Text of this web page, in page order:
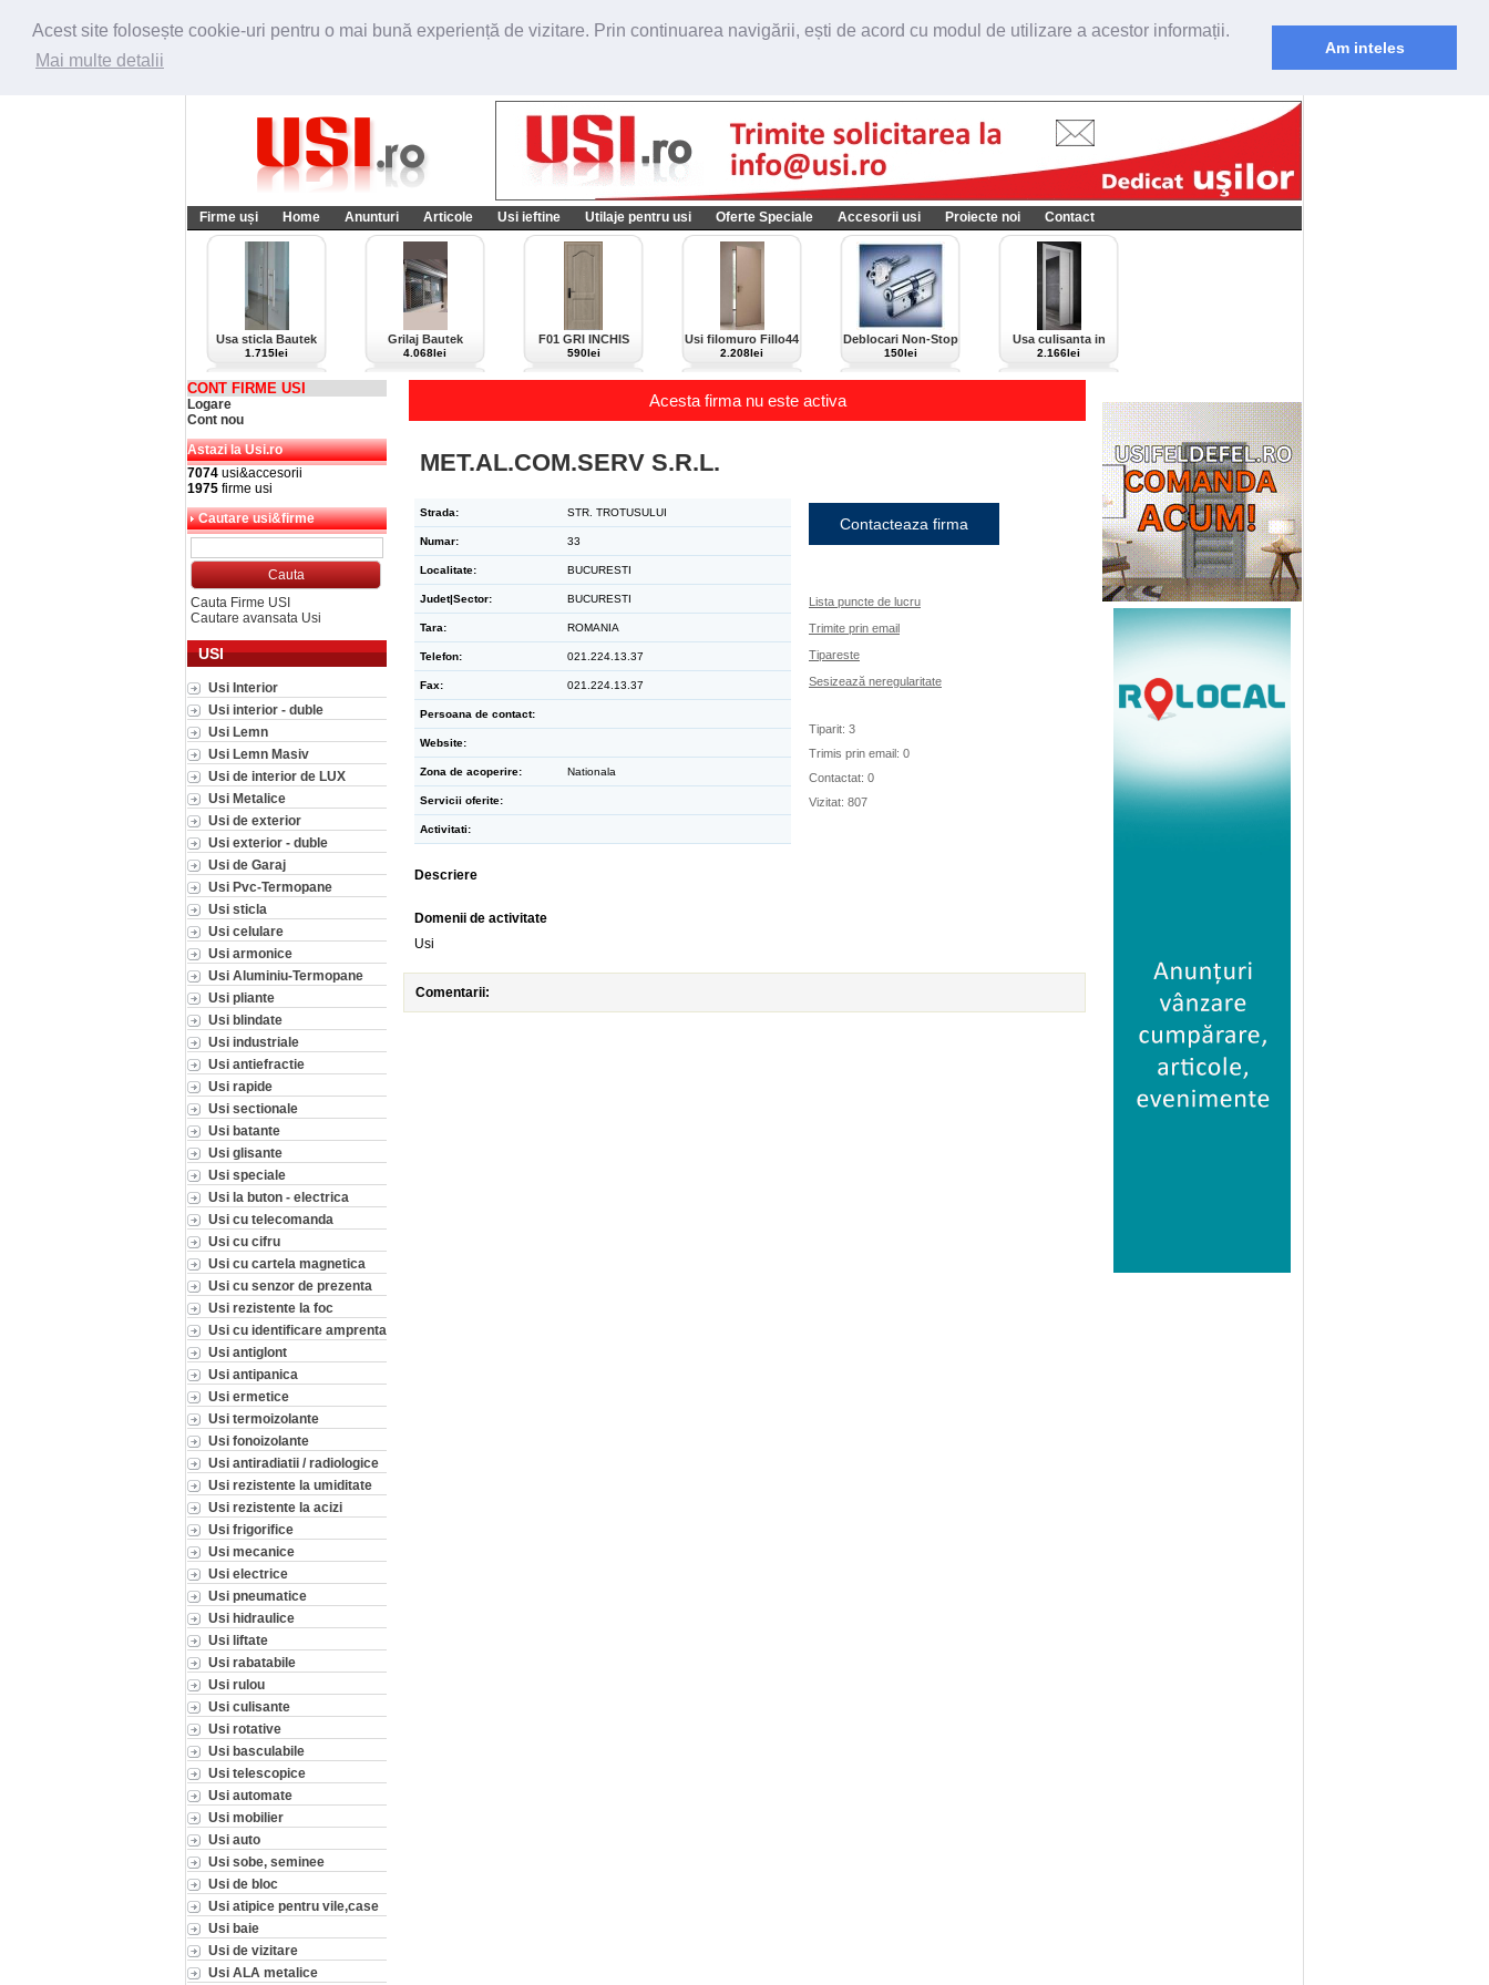
Acest site folosește cookie-uri pentru o mai bună experiență de vizitare. Prin continuarea navigării, ești de acord cu modul de utilizare a acestor informații.
Mai multe detalii
Am inteles
Firme uși Home Anunturi Articole Usi ieftine Utilaje pentru usi Oferte Speciale Accesorii usi Proiecte noi Contact
Usa sticla Bautek
1.715lei
Grilaj Bautek
4.068lei
F01 GRI INCHIS
590lei
Usi filomuro Fillo44
import Italia
2.208lei
Deblocari Non-Stop
150lei
Usa culisanta in
perete Scrigno,
culoare alba-bianco
2.166lei
CONT FIRME USI
Logare
Cont nou
Astazi la Usi.ro
7074 usi&accesorii
1975 firme usi
Cautare usi&firme
Cauta Firme USI
Cautare avansata Usi
USI
Usi Interior
Usi interior - duble
Usi Lemn
Usi Lemn Masiv
Usi de interior de LUX
Usi Metalice
Usi de exterior
Usi exterior - duble
Usi de Garaj
Usi Pvc-Termopane
Usi sticla
Usi celulare
Usi armonice
Usi Aluminiu-Termopane
Usi pliante
Usi blindate
Usi industriale
Usi antiefractie
Usi rapide
Usi sectionale
Usi batante
Usi glisante
Usi speciale
Usi la buton - electrica
Usi cu telecomanda
Usi cu cifru
Usi cu cartela magnetica
Usi cu senzor de prezenta
Usi rezistente la foc
Usi cu identificare amprenta
Usi antiglont
Usi antipanica
Usi ermetice
Usi termoizolante
Usi fonoizolante
Usi antiradiatii / radiologice
Usi rezistente la umiditate
Usi rezistente la acizi
Usi frigorifice
Usi mecanice
Usi electrice
Usi pneumatice
Usi hidraulice
Usi liftate
Usi rabatabile
Usi rulou
Usi culisante
Usi rotative
Usi basculabile
Usi telescopice
Usi automate
Usi mobilier
Usi auto
Usi sobe, seminee
Usi de bloc
Usi atipice pentru vile,case
Usi baie
Usi de vizitare
Usi ALA metalice
Acesta firma nu este activa
MET.AL.COM.SERV S.R.L.
Strada: STR. TROTUSULUI
Numar: 33
Localitate: BUCURESTI
Judet|Sector: BUCURESTI
Tara: ROMANIA
Telefon: 021.224.13.37
Fax: 021.224.13.37
Persoana de contact:
Website:
Zona de acoperire: Nationala
Servicii oferite:
Activitati:
Contacteaza firma
Lista puncte de lucru
Trimite prin email
Tipareste
Sesizează neregularitate
Tiparit: 3
Trimis prin email: 0
Contactat: 0
Vizitat: 807
Descriere
Domenii de activitate
Usi
Comentarii: